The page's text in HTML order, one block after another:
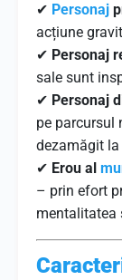
✔ Personaj
acțiune
✔ Personaj
sale sunt
✔ Personaj
pe parcursul
dezamăgit
✔ Erou al
– prin efort
mentalitatea